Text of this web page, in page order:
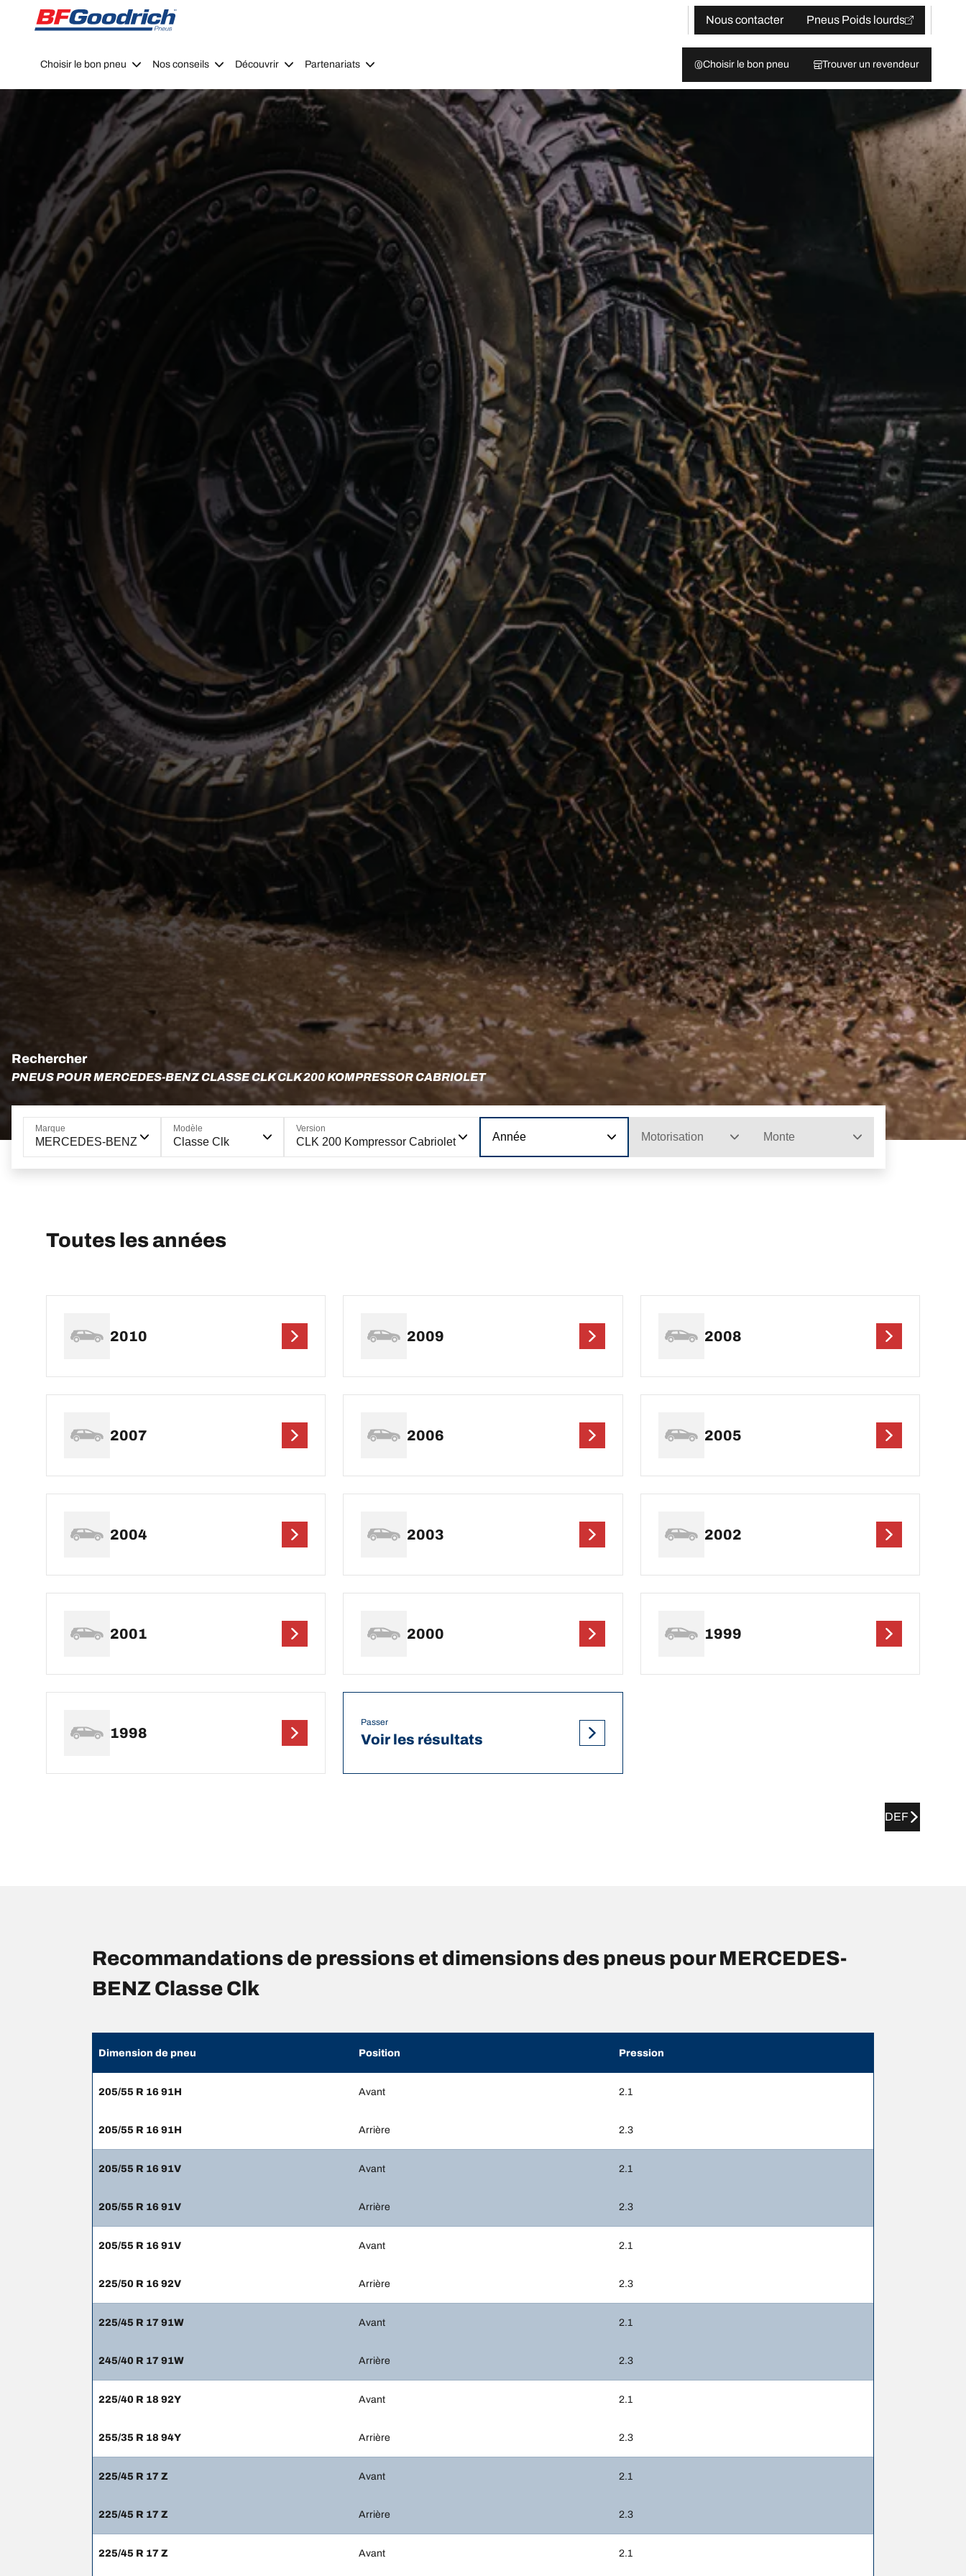
Go to page content
Go to page navigation
Nous contacter
Pneus Poids lourds
Choisir le bon pneu Nos conseils Découvrir Partenariats Choisir le bon pneu Trouver un revendeur
Rechercher
PNEUS POUR MERCEDES-BENZ CLASSE CLK CLK 200 KOMPRESSOR CABRIOLET
Marque
MERCEDES-BENZ
Modèle
Classe Clk
Version
CLK 200 Kompressor Cabriolet Année Motorisation Monte
Toutes les années
2010 2009 2008
2007 2006 2005
2004 2003 2002
2001 2000 1999
1998
Passer
Voir les résultats
DEF
Recommandations de pressions et dimensions des pneus pour MERCEDES-
BENZ Classe Clk
Dimension de pneu Position Pression
205/55 R 16 91H Avant 2.1
205/55 R 16 91H Arrière 2.3
205/55 R 16 91V Avant 2.1
205/55 R 16 91V Arrière 2.3
205/55 R 16 91V Avant 2.1
225/50 R 16 92V Arrière 2.3
225/45 R 17 91W Avant 2.1
245/40 R 17 91W Arrière 2.3
225/40 R 18 92Y Avant 2.1
255/35 R 18 94Y Arrière 2.3
225/45 R 17 Z Avant 2.1
225/45 R 17 Z Arrière 2.3
225/45 R 17 Z Avant 2.1